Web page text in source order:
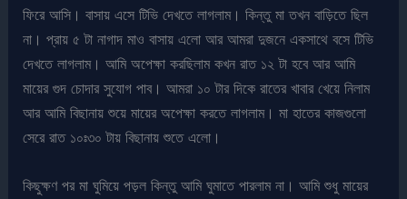
ফিরে আসি। বাসায় এসে টিভি দেখতে লাগলাম। কিন্তু মা তখন বাড়িতে ছিল
না। প্রায় ৫ টা নাগাদ মাও বাসায় এলো আর আমরা দুজনে একসাথে বসে টিভি
দেখতে লাগলাম। আমি অপেক্ষা করছিলাম কখন রাত ১২ টা হবে আর আমি
মায়ের গুদ চোদার সুযোগ পাব। আমরা ১০ টার দিকে রাতের খাবার খেয়ে নিলাম
আর আমি বিছানায় শুয়ে মায়ের অপেক্ষা করতে লাগলাম। মা হাতের কাজগুলো
সেরে রাত ১০ঃ৩০ টায় বিছানায় শুতে এলো।
কিছুক্ষণ পর মা ঘুমিয়ে পড়ল কিন্তু আমি ঘুমাতে পারলাম না। আমি শুধু মায়ের